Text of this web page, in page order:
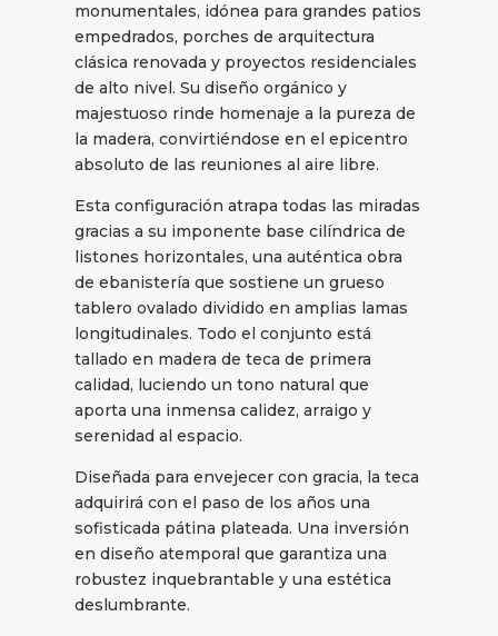
monumentales, idónea para grandes patios
empedrados, porches de arquitectura
clásica renovada y proyectos residenciales
de alto nivel. Su diseño orgánico y
majestuoso rinde homenaje a la pureza de
la madera, convirtiéndose en el epicentro
absoluto de las reuniones al aire libre.
Esta configuración atrapa todas las miradas
gracias a su imponente base cilíndrica de
listones horizontales, una auténtica obra
de ebanistería que sostiene un grueso
tablero ovalado dividido en amplias lamas
longitudinales. Todo el conjunto está
tallado en madera de teca de primera
calidad, luciendo un tono natural que
aporta una inmensa calidez, arraigo y
serenidad al espacio.
Diseñada para envejecer con gracia, la teca
adquirirá con el paso de los años una
sofisticada pátina plateada. Una inversión
en diseño atemporal que garantiza una
robustez inquebrantable y una estética
deslumbrante.